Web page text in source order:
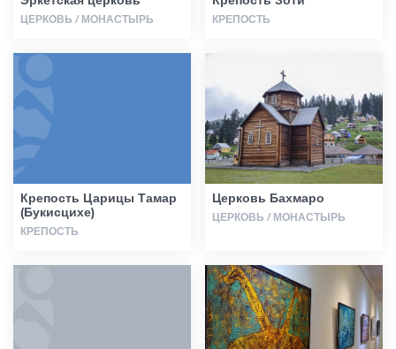
ЦЕРКОВЬ / МОНАСТЫРЬ КРЕПОСТЬ
Крепость Царицы Тамар
(Букисцихе)
КРЕПОСТЬ
Церковь Бахмаро
ЦЕРКОВЬ / МОНАСТЫРЬ